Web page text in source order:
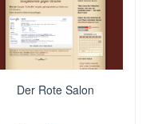
Der Rote Salon